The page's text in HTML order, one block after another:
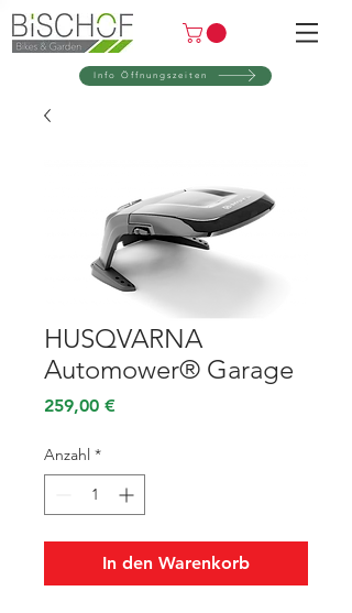
Info Öffnungszeiten
HUSQVARNA
Automower® Garage
259,00 €Preis
Anzahl *
In den Warenkorb